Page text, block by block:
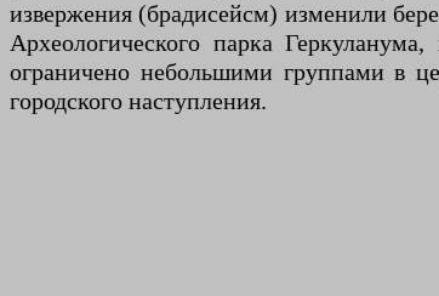
извержения (брадисейсм) изменили
Археологического парка
ограничено небольшими группами в
городского наступления.